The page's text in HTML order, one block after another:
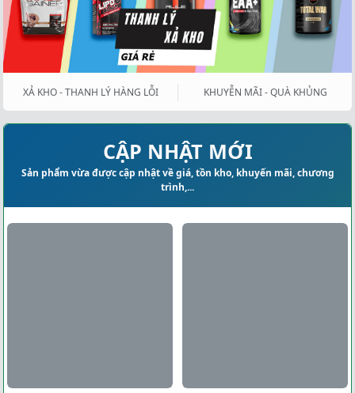
XẢ KHO - THANH LÝ HÀNG LỖI KHUYỄN MÃI - QUÀ KHỦNG
CẬP NHẬT MỚI
Sản phẩm vừa được cập nhật về giá, tồn kho, khuyến mãi, chương
trình,...